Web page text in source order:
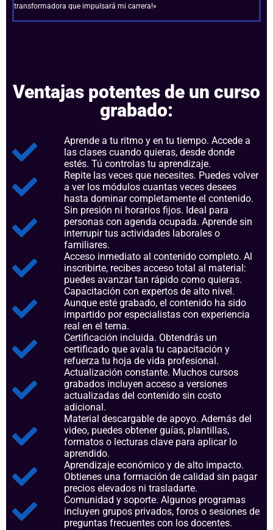
transformadora que impulsará mi carrera!»
Ventajas potentes de un curso
grabado:
Aprende a tu ritmo y en tu tiempo. Accede a
las clases cuando quieras, desde donde
estés. Tú controlas tu aprendizaje.
Repite las veces que necesites. Puedes volver
a ver los módulos cuantas veces desees
hasta dominar completamente el contenido.
Sin presión ni horarios fijos. Ideal para
personas con agenda ocupada. Aprende sin
interrupir tus actividades laborales o
familiares.
Acceso inmediato al contenido completo. Al
inscribirte, recibes acceso total al material:
puedes avanzar tan rápido como quieras.
Capacitación con expertos de alto nivel.
Aunque esté grabado, el contenido ha sido
impartido por especialistas con experiencia
real en el tema.
Certificación incluida. Obtendrás un
certificado que avala tu capacitación y
refuerza tu hoja de vida profesional.
Actualización constante. Muchos cursos
grabados incluyen acceso a versiones
actualizadas del contenido sin costo
adicional.
Material descargable de apoyo. Además del
video, puedes obtener guías, plantillas,
formatos o lecturas clave para aplicar lo
aprendido.
Aprendizaje económico y de alto impacto.
Obtienes una formación de calidad sin pagar
precios elevados ni trasladarte.
Comunidad y soporte. Algunos programas
incluyen grupos privados, foros o sesiones de
preguntas frecuentes con los docentes.